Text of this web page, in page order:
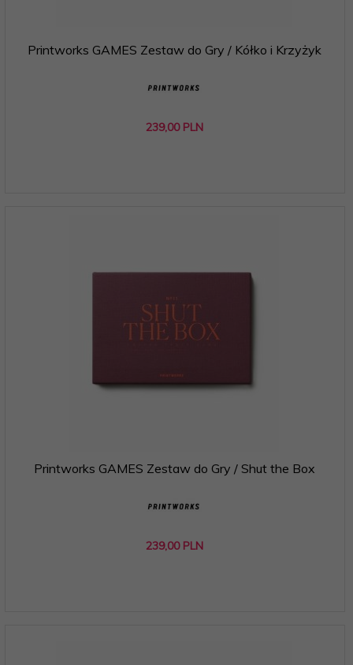
Printworks GAMES Zestaw do Gry / Kółko i Krzyżyk
239,00 PLN
Printworks GAMES Zestaw do Gry / Shut the Box
239,00 PLN